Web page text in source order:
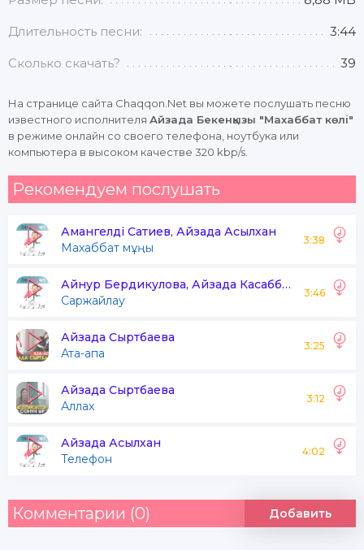
Длительность песни: 3:44
Сколько скачать? 39
На странице сайта Chaqqon.Net вы можете послушать песню
известного исполнителя Айзада Бекенқызы "Махаббат көлі"
в режиме онлайн со своего телефона, ноутбука или
компьютера в высоком качестве 320 kbp/s.
Рекомендуем послушать
Амангелді Сатиев, Айзада Асылхан
Махаббат мұңы
3:38
Айнур Бердикулова, Айзада Касабболотова
Саржайлау
3:46
Айзада Сыртбаева
Ата-апа
3:25
Айзада Сыртбаева
Аллах
3:12
Айзада Асылхан
Телефон
4:02
Комментарии (0) Добавить